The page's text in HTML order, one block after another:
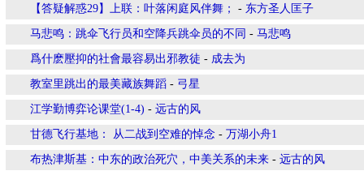
【答疑解惑29】上联：叶落闲庭风伴舞； - 东方圣人匡子
马悲鸣：跳伞飞行员和空降兵跳伞员的不同 - 马悲鸣
爲什麽壓抑的社會最容易出邪教徒 - 成去为
教室里跳出的最美藏族舞蹈 - 弓星
江学勤博弈论课堂(1-4) - 远古的风
​甘德飞行基地： 从二战到空难的悼念 - 万湖小舟1
布热津斯基：中东的政治死穴，中美关系的未来 - 远古的风